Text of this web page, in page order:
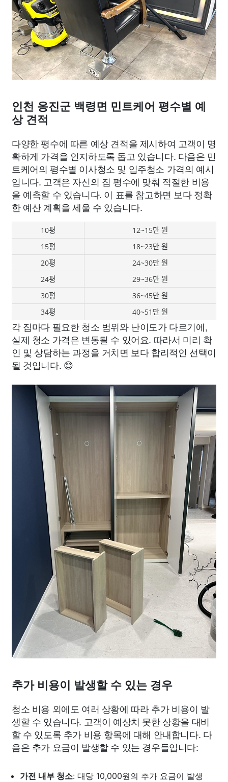
인천 옹진군 백령면 민트케어 평수별 예
상 견적
다양한 평수에 따른 예상 견적을 제시하여 고객이 명
확하게 가격을 인지하도록 돕고 있습니다. 다음은 민
트케어의 평수별 이사청소 및 입주청소 가격의 예시
입니다. 고객은 자신의 집 평수에 맞춰 적절한 비용
을 예측할 수 있습니다. 이 표를 참고하면 보다 정확
한 예산 계획을 세울 수 있습니다.
10평
12~15만 원
15평
18~23만 원
20평
24~30만 원
24평
29~36만 원
30평
36~45만 원
34평
40~51만 원
각 집마다 필요한 청소 범위와 난이도가 다르기에,
실제 청소 가격은 변동될 수 있어요. 따라서 미리 확
인 및 상담하는 과정을 거치면 보다 합리적인 선택이
될 것입니다. 😊
추가 비용이 발생할 수 있는 경우
청소 비용 외에도 여러 상황에 따라 추가 비용이 발
생할 수 있습니다. 고객이 예상치 못한 상황을 대비
할 수 있도록 추가 비용 항목에 대해 안내합니다. 다
음은 추가 요금이 발생할 수 있는 경우들입니다:
가전 내부 청소: 대당 10,000원의 추가 요금이 발생